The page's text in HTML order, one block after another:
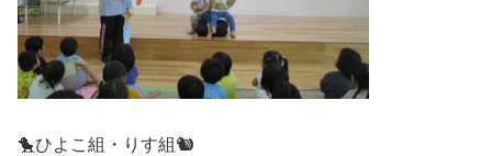
🐤ひよこ組・りす組🐿